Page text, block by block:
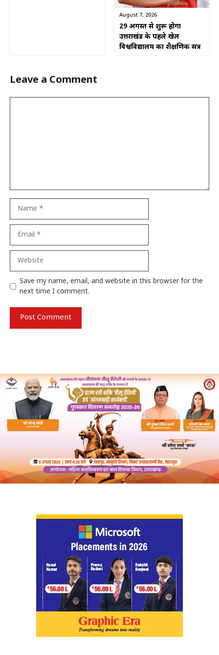
August 7, 2026
29 अगस्त से शुरू होगा
उत्तराखंड के पहले खेल
विश्वविद्यालय का शैक्षणिक सत्र
Leave a Comment
Save my name, email, and website in this browser for the
next time I comment.